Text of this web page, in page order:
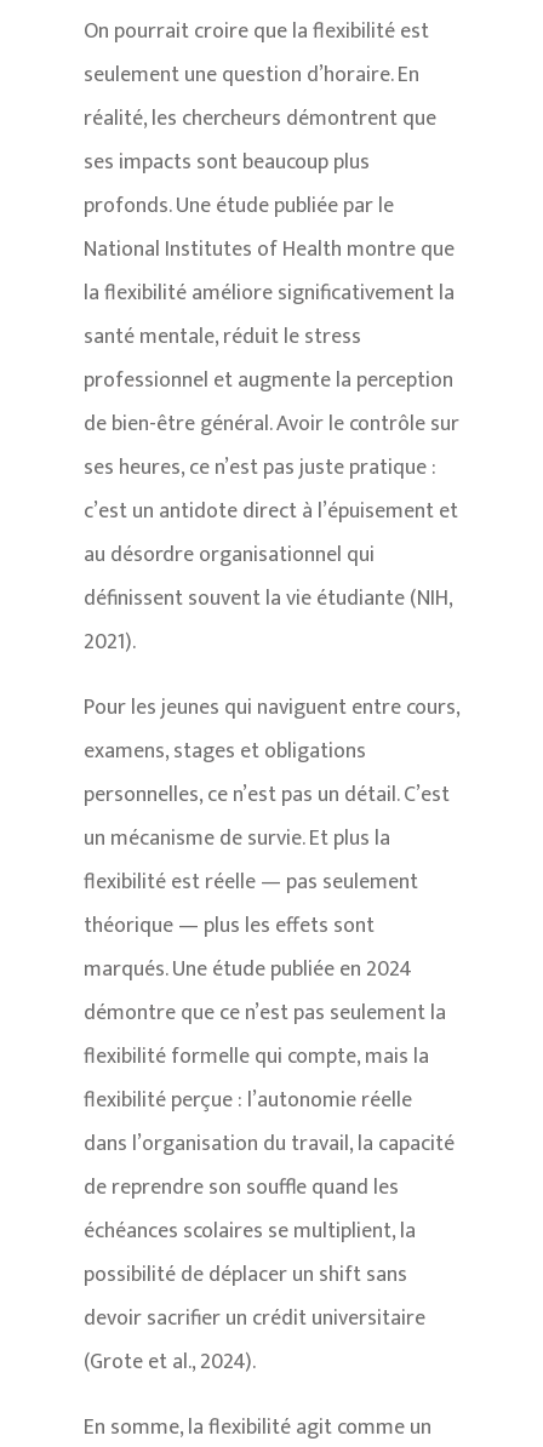
On pourrait croire que la flexibilité est
seulement une question d’horaire. En
réalité, les chercheurs démontrent que
ses impacts sont beaucoup plus
profonds. Une étude publiée par le
National Institutes of Health montre que
la flexibilité améliore significativement la
santé mentale, réduit le stress
professionnel et augmente la perception
de bien-être général. Avoir le contrôle sur
ses heures, ce n’est pas juste pratique :
c’est un antidote direct à l’épuisement et
au désordre organisationnel qui
définissent souvent la vie étudiante (NIH,
2021).
Pour les jeunes qui naviguent entre cours,
examens, stages et obligations
personnelles, ce n’est pas un détail. C’est
un mécanisme de survie. Et plus la
flexibilité est réelle — pas seulement
théorique — plus les effets sont
marqués. Une étude publiée en 2024
démontre que ce n’est pas seulement la
flexibilité formelle qui compte, mais la
flexibilité perçue : l’autonomie réelle
dans l’organisation du travail, la capacité
de reprendre son souffle quand les
échéances scolaires se multiplient, la
possibilité de déplacer un shift sans
devoir sacrifier un crédit universitaire
(Grote et al., 2024).
En somme, la flexibilité agit comme un